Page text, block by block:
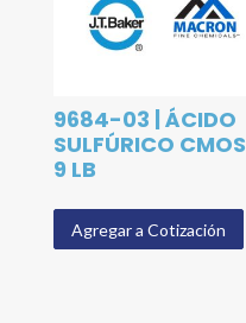
9684-03 | ÁCIDO
SULFÚRICO CMOS
9 LB
Agregar a Cotización